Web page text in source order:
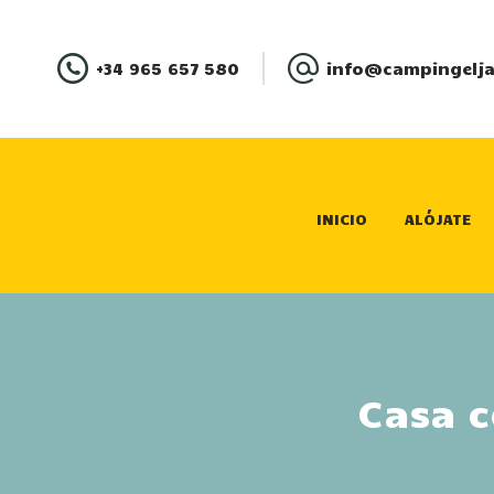
+34 965 657 580
INICIO ALÓJATE
Casa